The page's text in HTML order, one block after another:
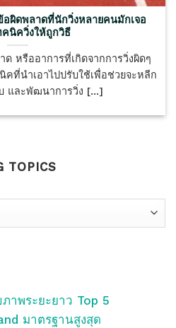
อผิดพลาดที่นักวิ่งหลายคนมักเจอ
นิควิ่งให้ถูกวิธี
หรืออาการที่เกิดจากการวิ่งผิดๆ
ที่นำเอาไปปรับใช้เพื่อช่วยจะหลีก
บ และพัฒนาการวิ่ง [...]
TOPICS
าพระยะยาว Top 5
มาตรฐานสูงสุด